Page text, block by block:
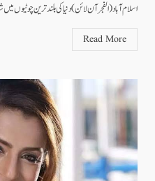
اسلام آباد (الفجرآن لائن) دنیا کی بلند ترین چوٹیوں
Read More